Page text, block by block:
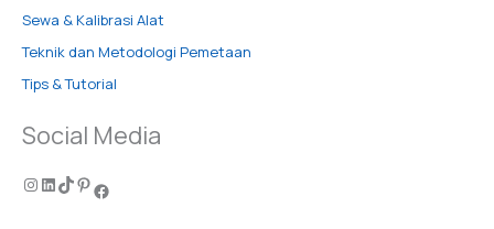
Sewa & Kalibrasi Alat
Teknik dan Metodologi Pemetaan
Tips & Tutorial
Social Media